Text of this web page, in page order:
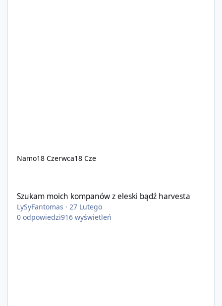
Namo18 Czerwca18 Cze
Szukam moich kompanów z eleski bądź harvesta
LySyFantomas · 27 Lutego
0 odpowiedzi916 wyświetleń